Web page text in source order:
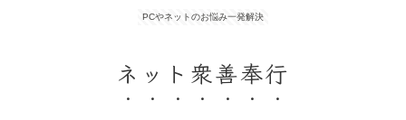
PCやネットのお悩み一発解決
ネット衆善奉行